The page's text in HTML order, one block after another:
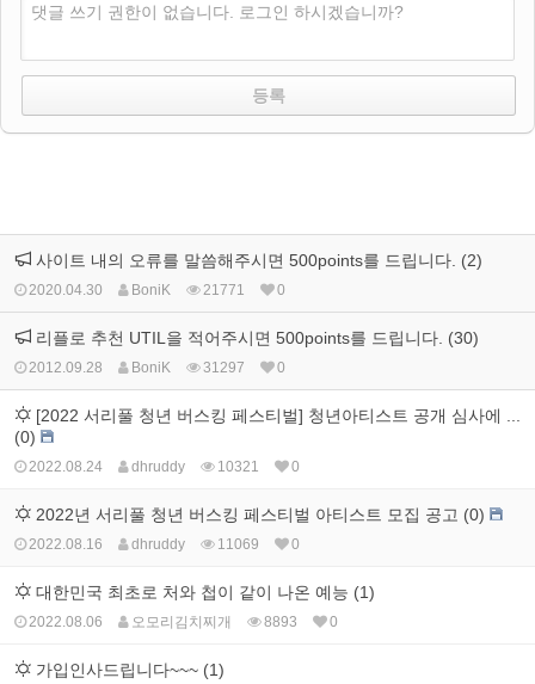
댓글 쓰기 권한이 없습니다. 로그인 하시겠습니까?
사이트 내의 오류를 말씀해주시면 500points를 드립니다. (2)
2020.04.30 BoniK 21771 0
리플로 추천 UTIL을 적어주시면 500points를 드립니다. (30)
2012.09.28 BoniK 31297 0
[2022 서리풀 청년 버스킹 페스티벌] 청년아티스트 공개 심사에 ...
(0)
2022.08.24 dhruddy 10321 0
2022년 서리풀 청년 버스킹 페스티벌 아티스트 모집 공고 (0)
2022.08.16 dhruddy 11069 0
대한민국 최초로 처와 첩이 같이 나온 예능 (1)
2022.08.06 오모리김치찌개 8893 0
가입인사드립니다~~~ (1)